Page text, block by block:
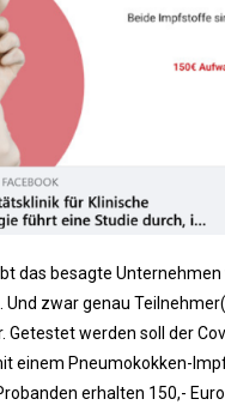
das besagte Unternehmen
Und zwar genau
Getestet werden soll der
einem Pneumokokken-
erhalten 150,- Euro